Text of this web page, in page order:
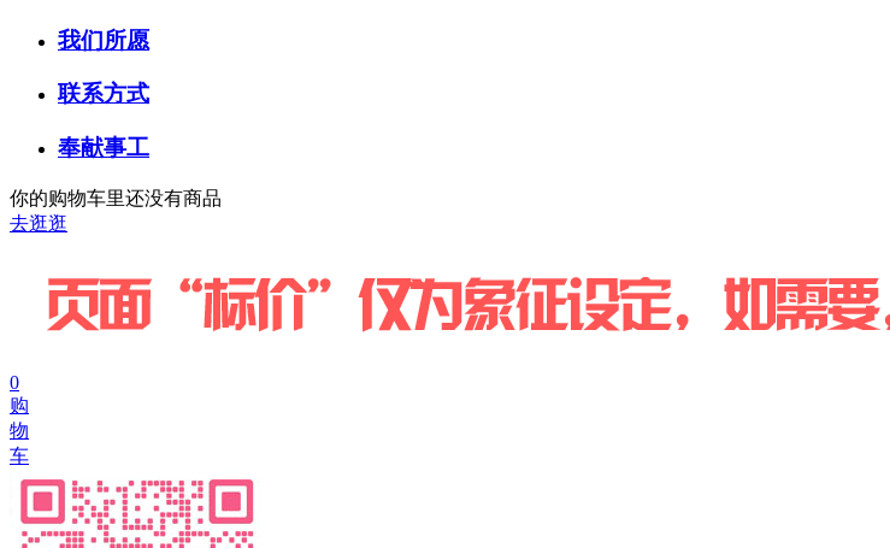
我们所愿
联系方式
奉献事工
你的购物车里还没有商品
去逛逛
0
购
物
车